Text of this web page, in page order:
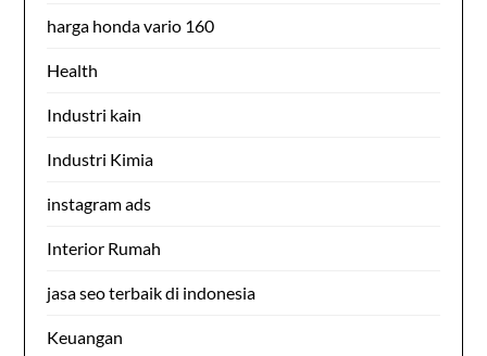
harga honda vario 160
Health
Industri kain
Industri Kimia
instagram ads
Interior Rumah
jasa seo terbaik di indonesia
Keuangan